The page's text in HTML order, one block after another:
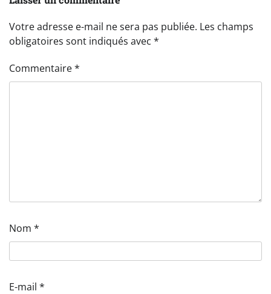
Votre adresse e-mail ne sera pas publiée. Les champs
obligatoires sont indiqués avec *
Commentaire*
Nom *
E-mail *